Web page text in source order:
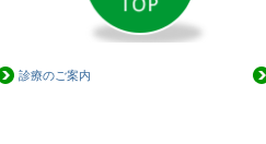
診療のご案内